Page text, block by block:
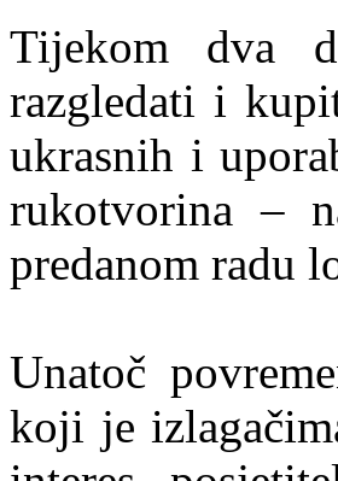
Tijekom dva
razgledati i
ukrasnih i
rukotvorina –
predanom radu
Unatoč
koji je